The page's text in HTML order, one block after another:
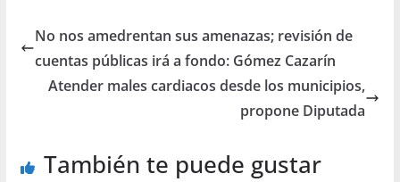
No nos amedrentan sus amenazas; revisión de
cuentas públicas irá a fondo: Gómez Cazarín
Atender males cardiacos desde los municipios,
propone Diputada
También te puede gustar